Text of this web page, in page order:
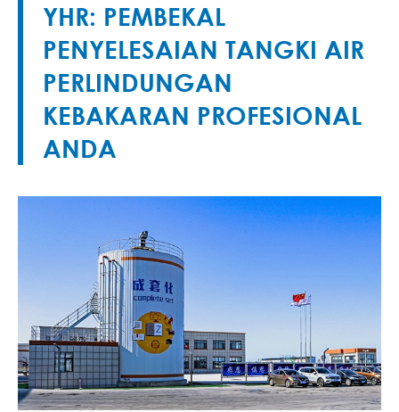
YHR: PEMBEKAL
PENYELESAIAN TANGKI AIR
PERLINDUNGAN
KEBAKARAN PROFESIONAL
ANDA